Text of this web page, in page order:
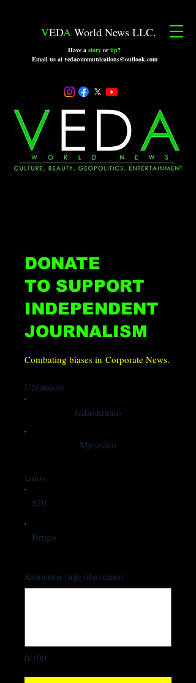
VEDA World News LLC.
Have a story ortip?
Email us at vedacommunications@outlook.com
DONATE
TO SUPPORT
INDEPENDENT
JOURNALISM
Combating biases in Corporate News.
Učestalost
Jednokratno
Mjesečno
Iznos
$20
Drugo
0/100
Komentar (nije obavezno)